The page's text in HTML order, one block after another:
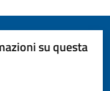
su questa